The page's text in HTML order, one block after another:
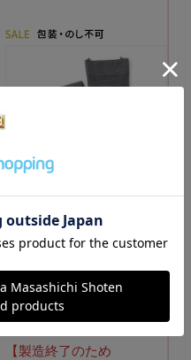
【WEB限定】しめつ
ル
カラー：グレー
【製造終了のため